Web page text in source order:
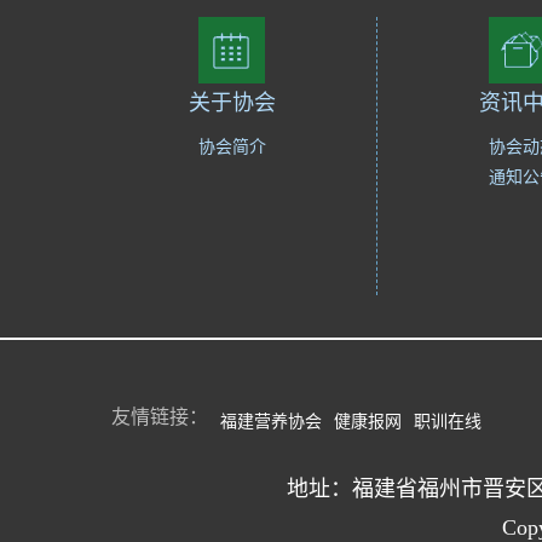
关于协会
协会简介
资讯
协会动
通知公
友情链接： 福建营养协会 健康报网 职训在线
地址：福建省福州市晋安